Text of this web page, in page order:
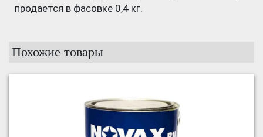
продается в фасовке 0,4 кг.
Похожие товары